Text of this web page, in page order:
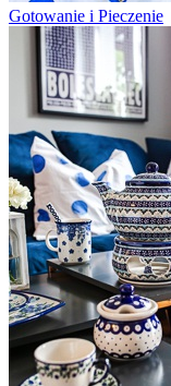
Gotowanie i Pieczenie